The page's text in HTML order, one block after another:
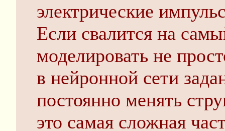
электрические
Если свалится на
моделировать не
в нейронной сети
постоянно менять
это самая сложная